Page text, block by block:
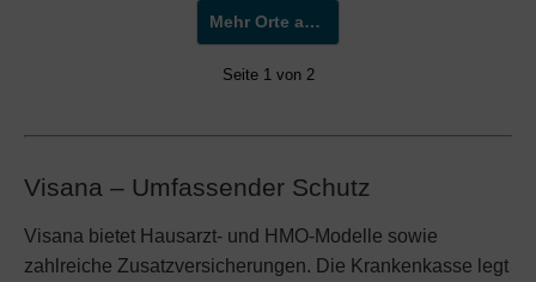
Mehr Orte anzeigen »
Seite 1 von 2
Visana – Umfassender Schutz
Visana bietet Hausarzt- und HMO-Modelle sowie
zahlreiche Zusatzversicherungen. Die Krankenkasse legt